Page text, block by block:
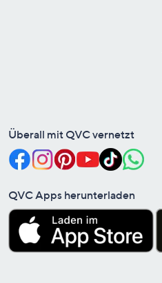
Überall mit QVC vernetzt
QVC Apps herunterladen